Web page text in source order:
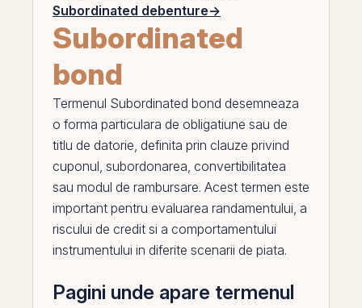
Subordinated debenture→
Subordinated
bond
Termenul Subordinated bond desemneaza
o forma particulara de obligatiune sau de
titlu de datorie, definita prin clauze privind
cuponul, subordonarea, convertibilitatea
sau modul de rambursare. Acest termen este
important pentru evaluarea randamentului, a
riscului de credit si a comportamentului
instrumentului in diferite scenarii de piata.
Pagini unde apare termenul